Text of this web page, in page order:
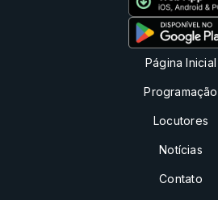
Página Inicial
Programação
Locutores
Notícias
Contato